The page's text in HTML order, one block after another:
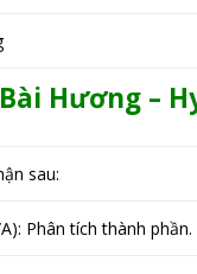
Hương –
sau:
Phân tích thành phần.